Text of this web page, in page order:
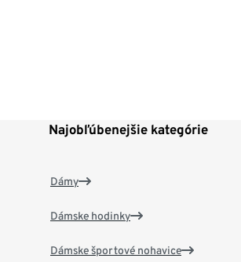
Najobľúbenejšie kategórie
Dámy
Dámske hodinky
Dámske športové nohavice